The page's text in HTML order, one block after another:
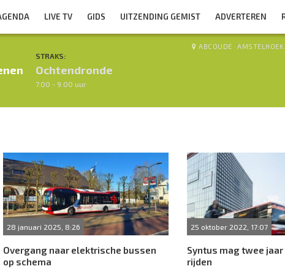
LIVE TV GIDS UITZENDING GEMIST ADVERTEREN
STRAKS:
Ochtendronde
7.00 - 9.00 uur
ABCOUDE · AMSTELHOEK
28 januari 2025, 8:26
Overgang naar elektrische bussen
op schema
25 oktober 2022, 17:07
Syntus mag twee
rijden